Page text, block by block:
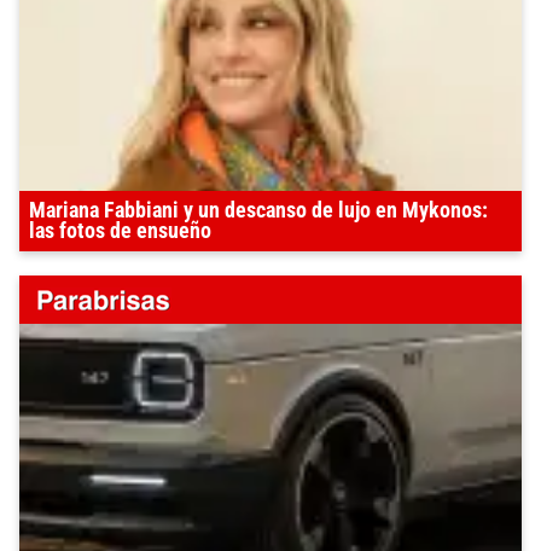
Mariana Fabbiani y un descanso de lujo en Mykonos:
las fotos de ensueño